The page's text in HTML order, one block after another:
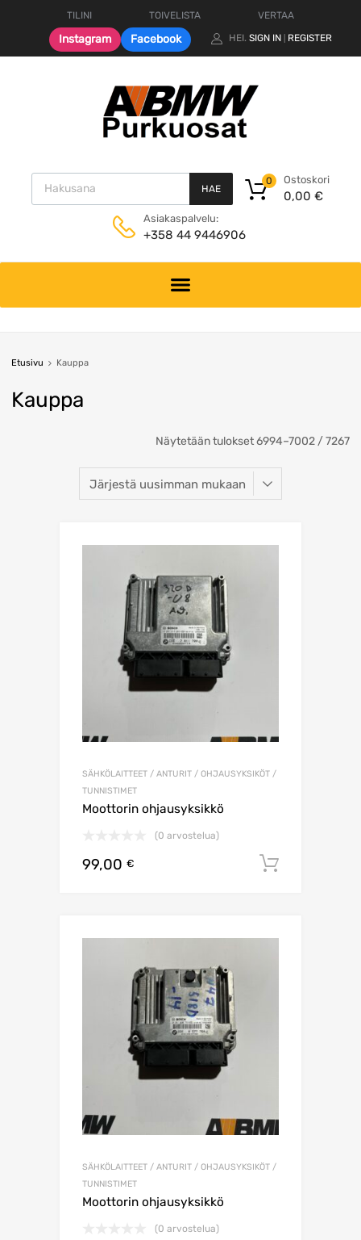
TILINI TOIVELISTA VERTAA
Instagram Facebook HEI. SIGN IN REGISTER
Products search
HAE
Ostoskori
0,00 €
0
Asiakaspalvelu:
+358 44 9446906
content
Etusivu Kauppa
Kauppa
Näytetään tulokset 6994–7002 / 7267
SÄHKÖLAITTEET / ANTURIT / OHJAUSYKSIKÖT /
TUNNISTIMET
Moottorin ohjausyksikkö
(0 arvostelua)
99,00 €
SÄHKÖLAITTEET / ANTURIT / OHJAUSYKSIKÖT /
TUNNISTIMET
Moottorin ohjausyksikkö
(0 arvostelua)